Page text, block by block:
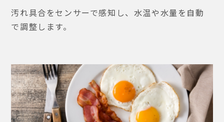
汚れ具合をセンサーで感知し、水温や水量を自動
で調整します。